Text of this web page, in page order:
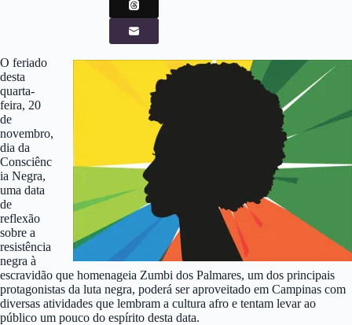
O feriado
desta
quarta-
feira, 20
de
novembro,
dia da
Consciênc
ia Negra,
uma data
de
reflexão
sobre a
resistência
negra à
escravidão que homenageia Zumbi dos Palmares, um dos principais
protagonistas da luta negra, poderá ser aproveitado em Campinas com
diversas atividades que lembram a cultura afro e tentam levar ao
público um pouco do espírito desta data.